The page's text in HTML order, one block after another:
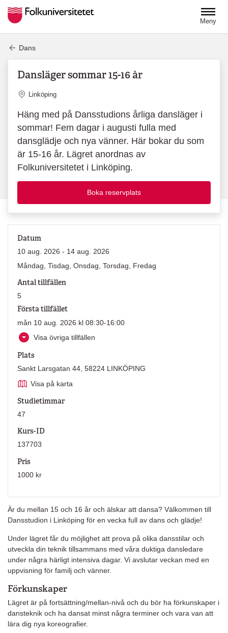
Meny
Dans
Dansläger sommar 15-16 år
Plats
Linköping
Häng med på Dansstudions årliga dansläger i
sommar! Fem dagar i augusti fulla med
dansglädje och nya vänner. Här bokar du som
är 15-16 år. Lägret anordnas av
Folkuniversitetet i Linköping.
Boka reservplats
Är du mellan 15 och 16 år och älskar att dansa? Välkommen till
Dansstudion i Linköping för en vecka full av dans och glädje!
Under lägret får du möjlighet att prova på olika dansstilar och
utveckla din teknik tillsammans med våra duktiga dansledare
under några härligt intensiva dagar. Vi avslutar veckan med en
uppvisning för familj och vänner.
Förkunskaper
Lägret är på fortsättning/mellan-nivå och du bör ha förkunskaper i
dansteknik och ha dansat minst några terminer och vara van att
lära dig nya koreografier.
Datum
10 aug. 2026 - 14 aug. 2026
Måndag, Tisdag, Onsdag, Torsdag, Fredag
Antal tillfällen
5
Första tillfället
mån 10 aug. 2026 kl 08:30-16:00
Visa övriga tillfällen
Plats
Sankt Larsgatan 44, 58224 LINKÖPING
Visa på karta
Studietimmar
47
Kurs-ID
137703
Pris
1000 kr